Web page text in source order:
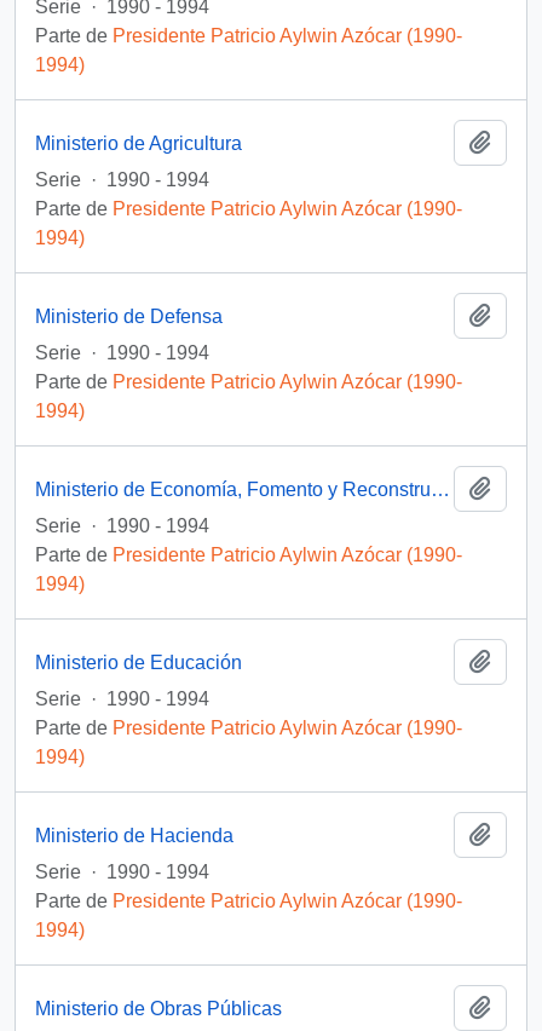
Serie · 1990 - 1994
Parte de Presidente Patricio Aylwin Azócar (1990-
1994)
Ministerio de Agricultura
Serie · 1990 - 1994
Parte de Presidente Patricio Aylwin Azócar (1990-
1994)
Ministerio de Defensa
Serie · 1990 - 1994
Parte de Presidente Patricio Aylwin Azócar (1990-
1994)
Ministerio de Economía, Fomento y Reconstrucción
Serie · 1990 - 1994
Parte de Presidente Patricio Aylwin Azócar (1990-
1994)
Ministerio de Educación
Serie · 1990 - 1994
Parte de Presidente Patricio Aylwin Azócar (1990-
1994)
Ministerio de Hacienda
Serie · 1990 - 1994
Parte de Presidente Patricio Aylwin Azócar (1990-
1994)
Ministerio de Obras Públicas